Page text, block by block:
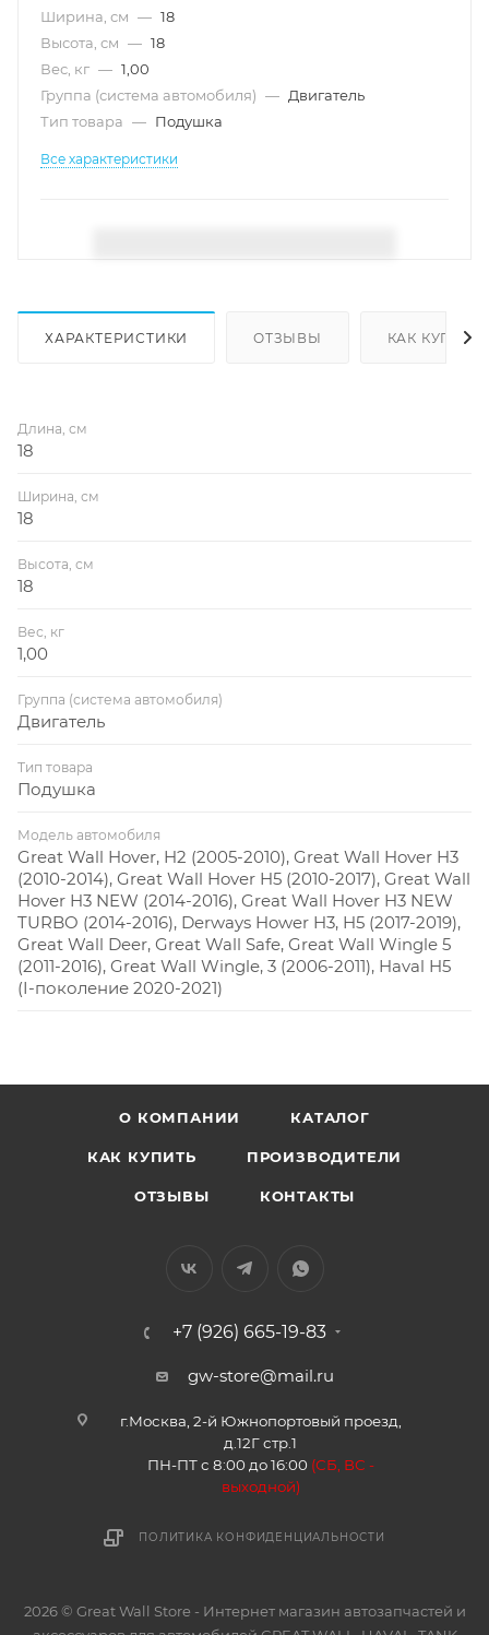
Ширина, см — 18
Высота, см — 18
Вес, кг — 1,00
Группа (система автомобиля) — Двигатель
Тип товара — Подушка
Все характеристики
ХАРАКТЕРИСТИКИ ОТЗЫВЫ КАК КУПИТЬ
Длина, см
18
Ширина, см
18
Высота, см
18
Вес, кг
1,00
Группа (система автомобиля)
Двигатель
Тип товара
Подушка
Модель автомобиля
Great Wall Hover, H2 (2005-2010), Great Wall Hover H3
(2010-2014), Great Wall Hover H5 (2010-2017), Great Wall
Hover H3 NEW (2014-2016), Great Wall Hover H3 NEW
TURBO (2014-2016), Derways Hower H3, H5 (2017-2019),
Great Wall Deer, Great Wall Safe, Great Wall Wingle 5
(2011-2016), Great Wall Wingle, 3 (2006-2011), Haval H5
(I-поколение 2020-2021)
О КОМПАНИИ КАТАЛОГ
КАК КУПИТЬ ПРОИЗВОДИТЕЛИ
ОТЗЫВЫ КОНТАКТЫ
+7 (926) 665-19-83
gw-store@mail.ru
г.Москва, 2-й Южнопортовый проезд,
д.12Г стр.1
ПН-ПТ с 8:00 до 16:00 (СБ, ВС -
выходной)
ПОЛИТИКА КОНФИДЕНЦИАЛЬНОСТИ
2026 © Great Wall Store - Интернет магазин автозапчастей и